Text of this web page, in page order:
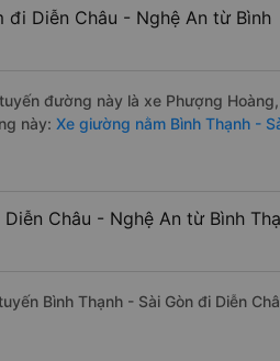
Diễn Châu - Nghệ An từ Bình
đường này là xe Phượng
này: Xe giường nằm Bình Thạnh -
Châu - Nghệ An từ Bình
Bình Thạnh - Sài Gòn đi Diễn